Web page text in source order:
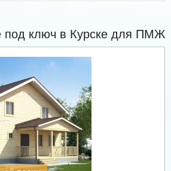
под ключ в Курске для ПМЖ